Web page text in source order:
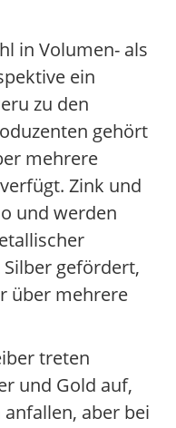
in Volumen- als
ein
zu den
gehört
mehrere
Zink und
und werden
gefördert,
über mehrere
treten
und Gold auf,
aber bei